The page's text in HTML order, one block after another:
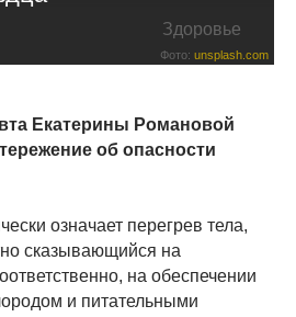
Здоровье
Фото: unsplash.com
Екатерины Романовой
об опасности
означает перегрев тела,
сказывающийся на
на обеспечении
и питательными